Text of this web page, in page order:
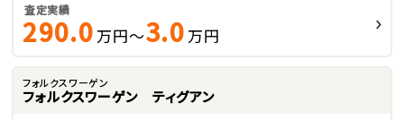
査定実績
290.0 万円～3.0 万円
フォルクスワーゲン
フォルクスワーゲン ティグアン